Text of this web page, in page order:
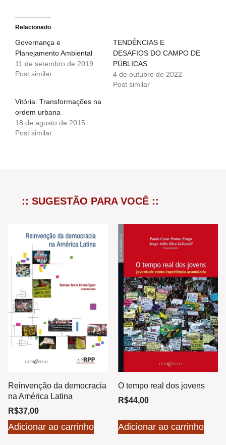
Relacionado
Governança e
Planejamento Ambiental
11 de setembro de 2019
Post similar
TENDÊNCIAS E
DESAFIOS DO CAMPO DE
PÚBLICAS
4 de outubro de 2022
Post similar
Vitória: Transformações na
ordem urbana
18 de agosto de 2015
Post similar
:: SUGESTÃO PARA VOCÊ ::
Reinvenção da democracia
na América Latina
R$37,00
Adicionar ao carrinho
O tempo real dos jovens
R$44,00
Adicionar ao carrinho